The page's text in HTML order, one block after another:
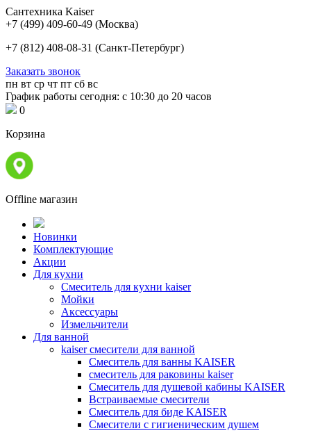
Сантехника Kaiser
+7 (499) 409-60-49 (Москва)
+7 (812) 408-08-31 (Санкт-Петербург)
Заказать звонок
пн вт ср чт пт сб вс
График работы сегодня: с 10:30 до 20 часов
0
Корзина
Offline магазин
Новинки
Комплектующие
Акции
Для кухни
Cмеситель для кухни kaiser
Мойки
Аксессуары
Измельчители
Для ванной
kaiser смесители для ванной
Смеситель для ванны KAISER
смеситель для раковины kaiser
Смеситель для душевой кабины KAISER
Встраиваемые смесители
Смеситель для биде KAISER
Смесители с гигиеническим душем